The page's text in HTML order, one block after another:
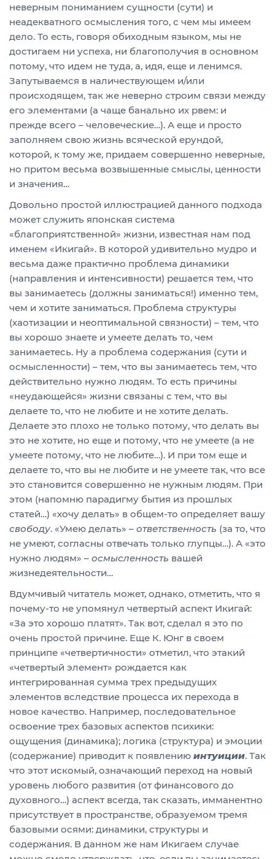
неверным пониманием сущности (сути) и
неадекватного осмысления того, с чем мы имеем
дело. То есть, говоря обиходным языком, мы не
достигаем ни успеха, ни благополучия в основном
потому, что идем не туда, а, идя, еще и ленимся.
Запутываемся в наличествующем и/или
происходящем, так же неверно строим связи между
его элементами (а чаще банально их рвем: и
прежде всего – человеческие…). А еще и просто
заполняем свою жизнь всяческой ерундой,
которой, к тому же, придаем совершенно неверные,
но притом весьма возвышенные смыслы, ценности
и значения…
Довольно простой иллюстрацией данного подхода
может служить японская система
«благоприятственной» жизни, известная нам под
именем «Икигай». В которой удивительно мудро и
весьма даже практично проблема динамики
(направления и интенсивности) решается тем, что
вы занимаетесь (должны заниматься!) именно тем,
чем и хотите заниматься. Проблема структуры
(хаотизации и неоптимальной связности) – тем, что
вы хорошо знаете и умеете делать то, чем
занимаетесь. Ну а проблема содержания (сути и
осмысленности) – тем, что вы занимаетесь тем, что
действительно нужно людям. То есть причины
«неудающейся» жизни связаны с тем, что вы
делаете то, что не любите и не хотите делать.
Делаете это плохо не только потому, что делать вы
это не хотите, но еще и потому, что не умеете (а не
умеете потому, что не любите…). И при том еще и
делаете то, что вы не любите и не умеете так, что все
это становится совершенно не нужным людям. При
этом (напомню парадигму бытия из прошлых
статей…) «хочу делать» в общем-то определяет вашу
свободу. «Умею делать» – ответственность (за то, что
не умеют, согласны отвечать только глупцы…). А «это
нужно людям» – осмысленность вашей
жизнедеятельности…
Вдумчивый читатель может, однако, отметить, что я
почему-то не упомянул четвертый аспект Икигай:
«За это хорошо платят». Так вот, сделал я это по
очень простой причине. Еще К. Юнг в своем
принципе «четвертичности» отметил, что этакий
«четвертый элемент» рождается как
интегрированная сумма трех предыдущих
элементов вследствие процесса их перехода в
новое качество. Например, последовательное
освоение трех базовых аспектов психики:
ощущения (динамика); логика (структура) и эмоции
(содержание) приводит к появлению интуиции. Так
что этот искомый, означающий переход на новый
уровень любого развития (от финансового до
духовного…) аспект всегда, так сказать, имманентно
присутствует в пространстве, образуемом тремя
базовыми осями: динамики, структуры и
содержания. В данном же нам Икигаем случае